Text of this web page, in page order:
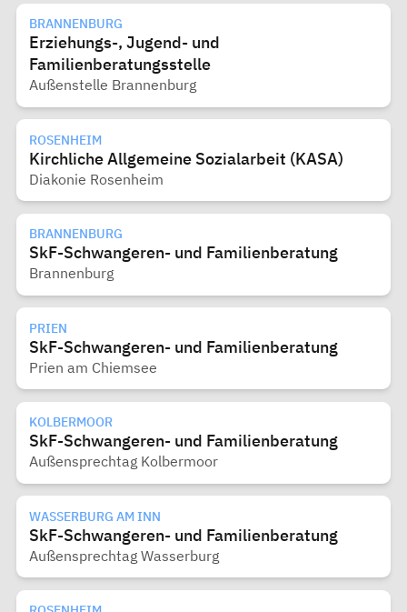
BRANNENBURG
Erziehungs-, Jugend- und
Familienberatungsstelle
Außenstelle Brannenburg
ROSENHEIM
Kirchliche Allgemeine Sozialarbeit (KASA)
Diakonie Rosenheim
BRANNENBURG
SkF-Schwangeren- und Familienberatung
Brannenburg
PRIEN
SkF-Schwangeren- und Familienberatung
Prien am Chiemsee
KOLBERMOOR
SkF-Schwangeren- und Familienberatung
Außensprechtag Kolbermoor
WASSERBURG AM INN
SkF-Schwangeren- und Familienberatung
Außensprechtag Wasserburg